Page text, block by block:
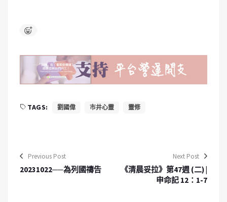
TAGS: 劉國偉 市井心靈 靈修
Previous Post
20231022──為列國禱告
Next Post
《清晨妥拉》第47週 (二) |
申命記 12：1-7